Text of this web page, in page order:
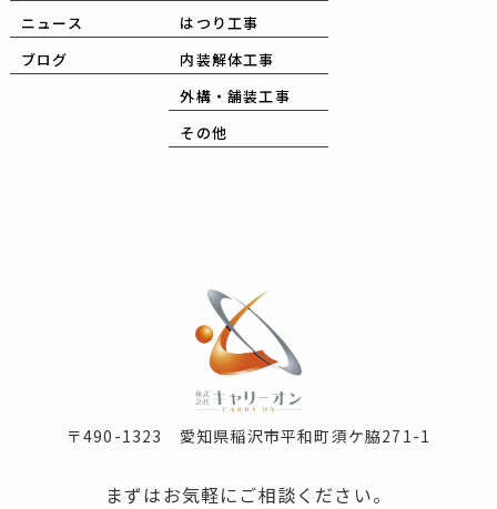
ニュース
ブログ
はつり工事
内装解体工事
外構・舗装工事
その他
〒490-1323 愛知県稲沢市平和町須ケ脇271-1
まずはお気軽にご相談ください。